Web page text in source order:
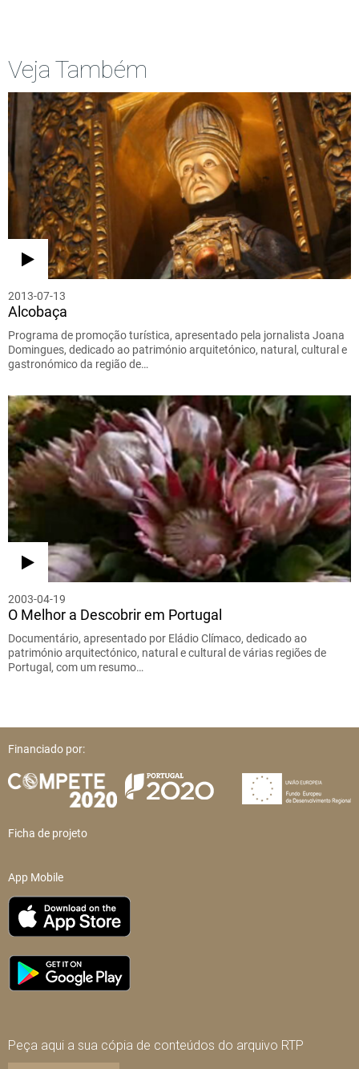
Veja Também
2013-07-13
Alcobaça
Programa de promoção turística, apresentado pela jornalista Joana
Domingues, dedicado ao património arquitetónico, natural, cultural e
gastronómico da região de…
2003-04-19
O Melhor a Descobrir em Portugal
Documentário, apresentado por Eládio Clímaco, dedicado ao
património arquitectónico, natural e cultural de várias regiões de
Portugal, com um resumo…
Financiado por:
Ficha de projeto
App Mobile
Peça aqui a sua cópia de conteúdos do arquivo RTP